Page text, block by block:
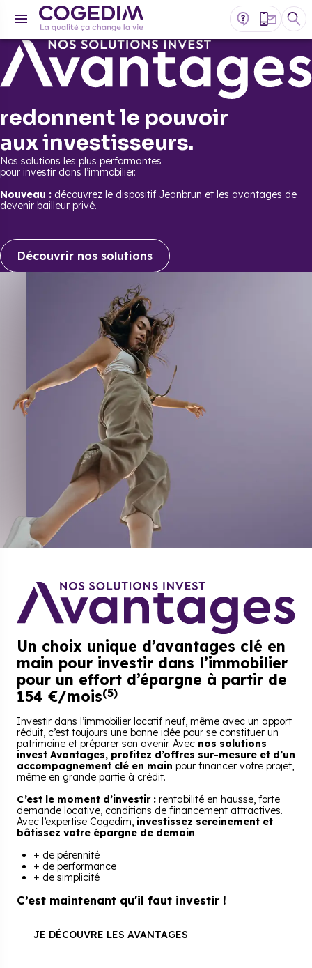
redonnent le pouvoir
aux investisseurs.
Nos solutions les plus performantes
pour investir dans l’immobilier.
Nouveau : découvrez le dispositif Jeanbrun et les avantages de
devenir bailleur privé.
Découvrir nos solutions
Un choix unique d’avantages clé en
main pour investir dans l’immobilier
pour un effort d’épargne à partir de
154 €/mois(5)
Investir dans l’immobilier locatif neuf, même avec un apport
réduit, c’est toujours une bonne idée pour se constituer un
patrimoine et préparer son avenir. Avec nos solutions
invest Avantages, profitez d’offres sur-mesure et d’un
accompagnement clé en main pour financer votre projet,
même en grande partie à crédit.
C’est le moment d’investir : rentabilité en hausse, forte
demande locative, conditions de financement attractives.
Avec l’expertise Cogedim, investissez sereinement et
bâtissez votre épargne de demain.
+ de pérennité
+ de performance
+ de simplicité
C’est maintenant qu'il faut investir !
JE DÉCOUVRE LES AVANTAGES